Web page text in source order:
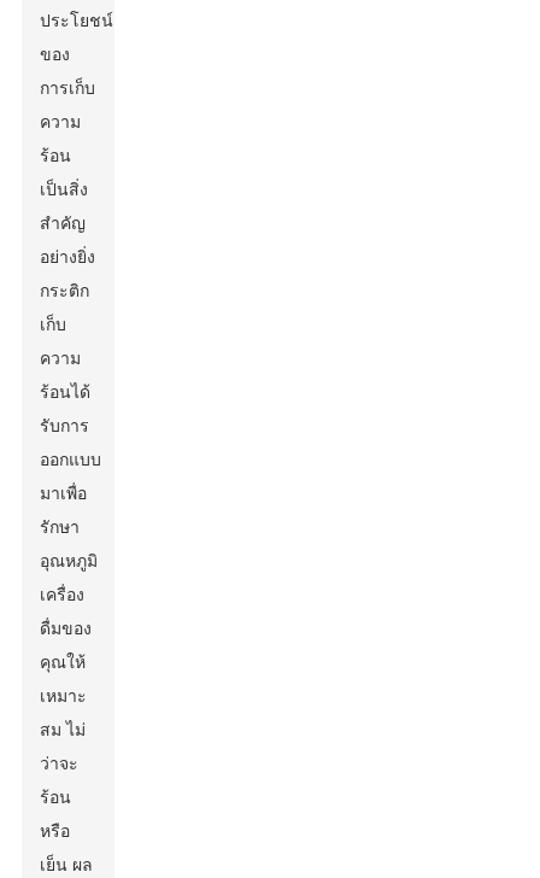
ประโยชน์
ของ
การเก็บ
ความ
ร้อน
เป็นสิ่ง
สำคัญ
อย่างยิ่ง
กระติก
เก็บ
ความ
ร้อนได้
รับการ
ออกแบบ
มาเพื่อ
รักษา
อุณหภูมิ
เครื่อง
ดื่มของ
คุณให้
เหมาะ
สม ไม่
ว่าจะ
ร้อน
หรือ
เย็น ผล